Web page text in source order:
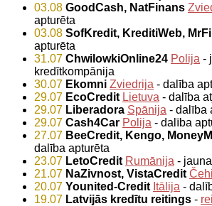
03.08 GoodCash, NatFinans
apturēta
03.08 SofKredit, KreditiWeb,
apturēta
31.07 ChwilowkiOnline24 Polija -
kredītkompānija
30.07 Ekomni Zviedrija - dalība
29.07 EcoCredit Lietuva - dalība
29.07 Liberadora Spānija - dalība
29.07 Cash4Car Polija - dalība
27.07 BeeCredit, Kengo,
dalība apturēta
23.07 LetoCredit Rumānija -
21.07 NaZivnost, VistaCredit
20.07 Younited-Credit Itālija -
19.07 Latvijās kredītu reitings -